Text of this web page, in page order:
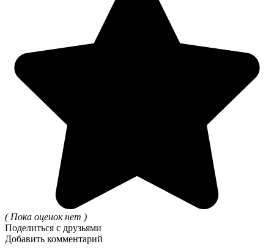
( Пока оценок нет )
Поделиться с друзьями
Добавить комментарий